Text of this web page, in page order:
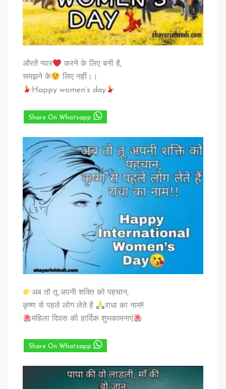
औरतें प्यार
करने के लिए बनी है,
समझने के
लिए नहीं।।
Happy women’s day
Share On Whatsapp
अब तो तू अपनी शक्ति को पहचान,
कृष्ण से पहले लोग लेते है
राधा का नाम!!
महिला दिवस की हार्दिक शुभकामनाएं
Share On Whatsapp